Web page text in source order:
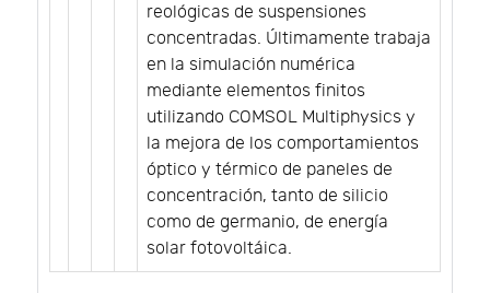
reológicas de suspensiones
concentradas. Últimamente trabaja
en la simulación numérica
mediante elementos finitos
utilizando COMSOL Multiphysics y
la mejora de los comportamientos
óptico y térmico de paneles de
concentración, tanto de silicio
como de germanio, de energía
solar fotovoltáica.